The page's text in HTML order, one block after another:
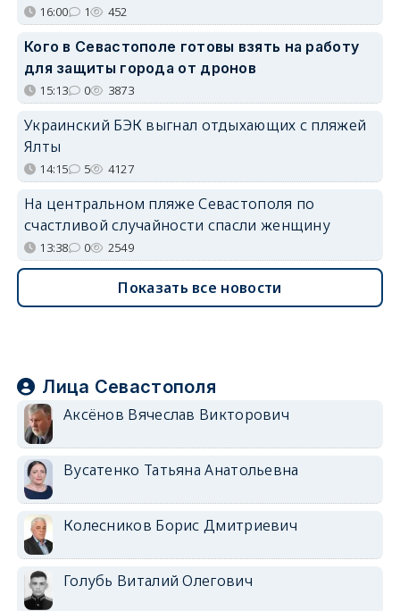
16:00 1 452
Кого в Севастополе готовы взять на работу
для защиты города от дронов
15:13 0 3873
Украинский БЭК выгнал отдыхающих с пляжей
Ялты
14:15 5 4127
На центральном пляже Севастополя по
счастливой случайности спасли женщину
13:38 0 2549
Показать все новости
Лица Севастополя
Аксёнов Вячеслав Викторович
Вусатенко Татьяна Анатольевна
Колесников Борис Дмитриевич
Голубь Виталий Олегович